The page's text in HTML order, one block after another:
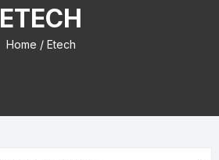
ETECH
Home / Etech